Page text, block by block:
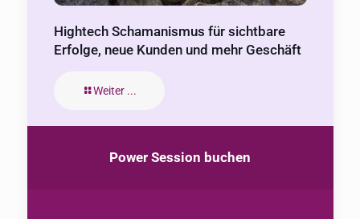
Hightech Schamanismus für sichtbare
Erfolge, neue Kunden und mehr Geschäft
Weiter ...
Power Session buchen